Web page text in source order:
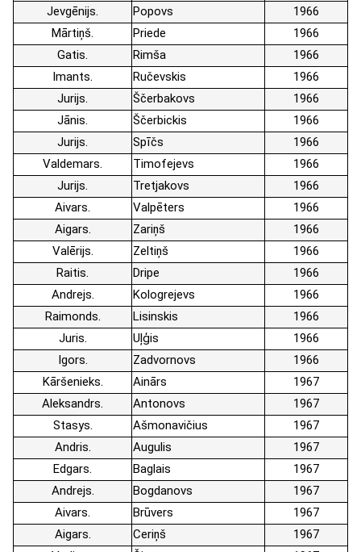
Jevgēnijs
Popovs
1966
Mārtiņš
Priede
1966
Gatis
Rimša
1966
Imants
Ručevskis
1966
Jurijs
Ščerbakovs
1966
Jānis
Ščerbickis
1966
Jurijs
Spīčs
1966
Valdemars
Timofejevs
1966
Jurijs
Tretjakovs
1966
Aivars
Valpēters
1966
Aigars
Zariņš
1966
Valērijs
Zeltiņš
1966
Raitis
Dripe
1966
Andrejs
Kologrejevs
1966
Raimonds
Lisinskis
1966
Juris
Uļģis
1966
Igors
Zadvornovs
1966
Kāršenieks
Ainārs
1967
Aleksandrs
Antonovs
1967
Stasys
Ašmonavičius
1967
Andris
Augulis
1967
Edgars
Baglais
1967
Andrejs
Bogdanovs
1967
Aivars
Brūvers
1967
Aigars
Ceriņš
1967